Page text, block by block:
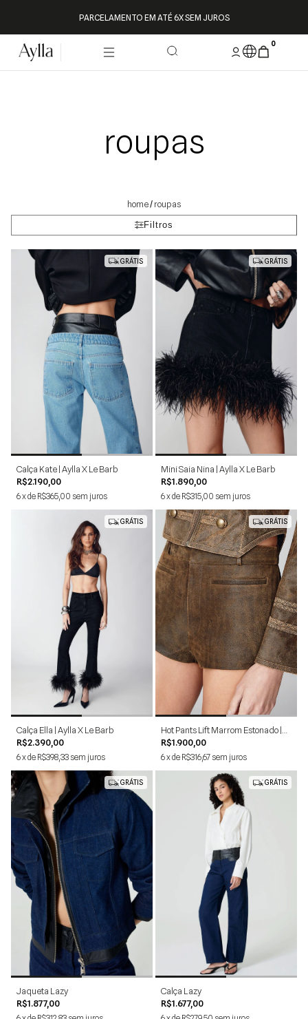
PARCELAMENTO EM ATÉ 6X SEM JUROS
0
roupas
/ roupas
Filtros
GRÁTIS
Calça Kate | Aylla X Le Barb
R$2.190,00
6xde R$365,00 sem juros
38 40
GRÁTIS
Mini Saia Nina | Aylla X Le Barb
R$1.890,00
6xde R$315,00 sem juros
36 40
GRÁTIS
Calça Ella | Aylla X Le Barb
R$2.390,00
6xde R$398,33 sem juros
38 40 42
GRÁTIS
Hot Pants Lift Marrom Estonado |
Aylla X Le Barb
R$1.900,00
6xde R$316,67 sem juros
40
GRÁTIS
Jaqueta Lazy
R$1.877,00
G
GRÁTIS
Calça Lazy
R$1.677,00
38 40